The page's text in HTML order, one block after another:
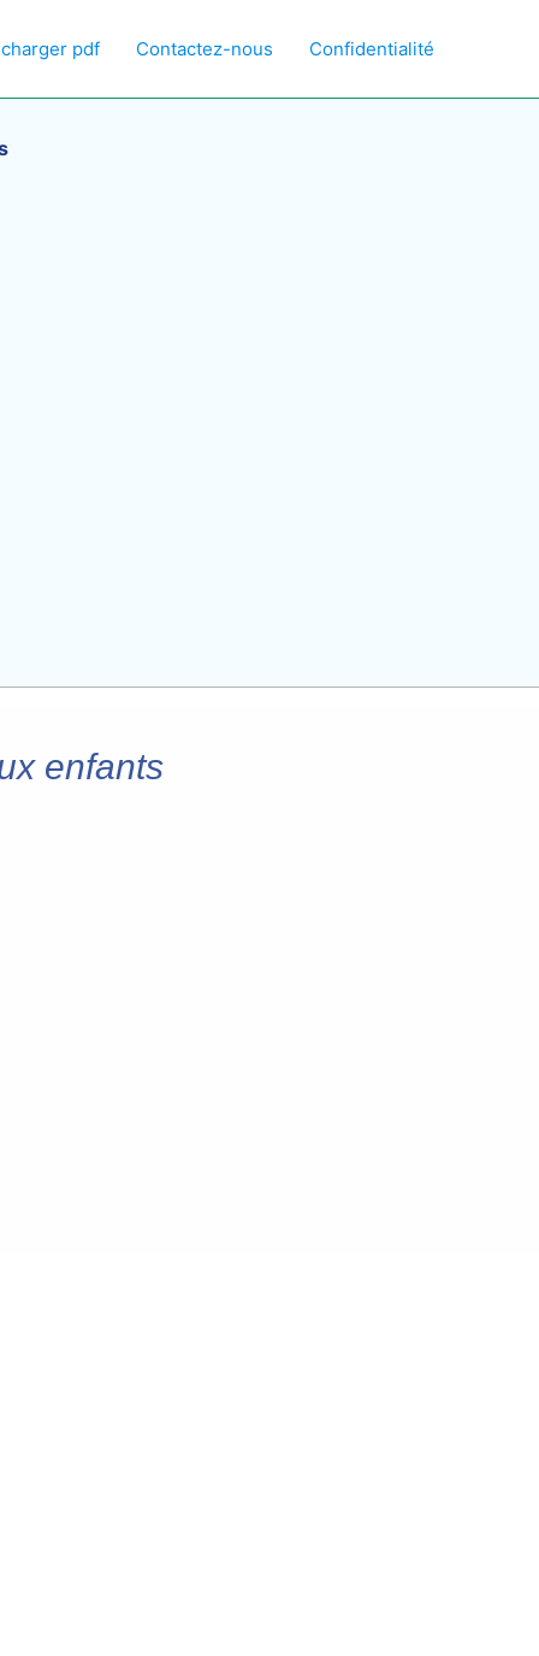
pdf Contactez-nous Confidentialité
enfants